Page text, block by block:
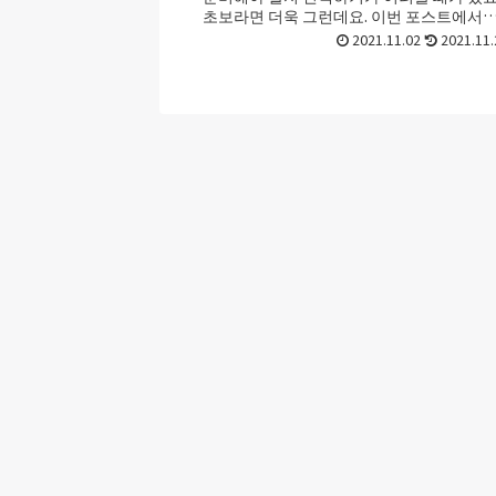
초보라면 더욱 그런데요. 이번 포스트에서
캠핑용 난방을 준비하는 법 그리고 추천 ...
2021.11.02